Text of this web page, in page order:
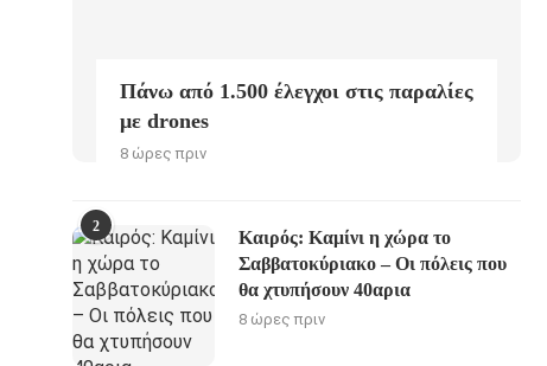
Πάνω από 1.500 έλεγχοι στις παραλίες
με drones
8 ώρες πριν
2
Καιρός: Καμίνι η χώρα το
Σαββατοκύριακο – Οι πόλεις που
θα χτυπήσουν 40αρια
8 ώρες πριν